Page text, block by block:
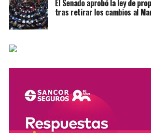
Investigaciones (PDI) de Rafaela
actuaciones correspondientes.
El Senado aprobó la ley de
tras retirar los cambios al